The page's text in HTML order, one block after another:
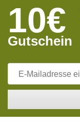
10€
Gutschein